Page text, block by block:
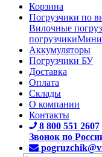
Корзина
Погрузчики по
Вилочные
погрузчики
Аккумуляторы
Погрузчики БУ
Доставка
Оплата
Склады
О компании
Контакты
8 800 551 2607
Звонок по